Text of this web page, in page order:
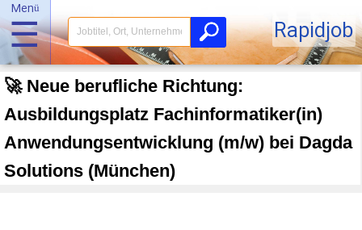
Menü
☰ Rapidjob
🚀 Neue berufliche Richtung:
Ausbildungsplatz Fachinformatiker(in)
Anwendungsentwicklung (m/w) bei Dagda
Solutions (München)